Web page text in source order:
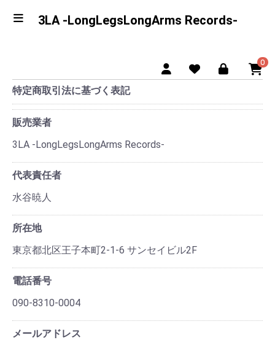
3LA -LongLegsLongArms Records-
0
特定商取引法に基づく表記
販売業者
3LA -LongLegsLongArms Records-
代表責任者
水谷暁人
所在地
東京都北区王子本町2-1-6 サンセイビル2F
電話番号
090-8310-0004
メールアドレス